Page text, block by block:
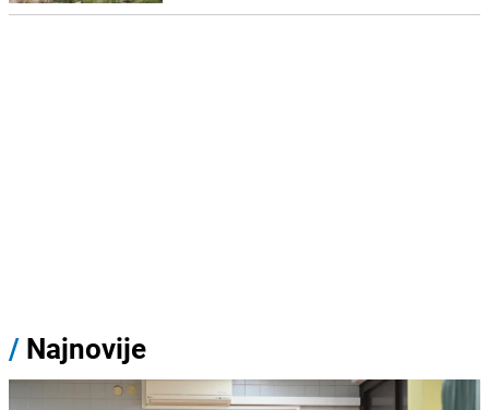
/ Najnovije